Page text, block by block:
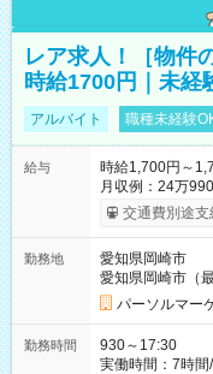
レア求人！［物件
時給1700円｜未
アルバイト 職種未経験
給与
時給1,700円～
月収例：24万9900円（7h×21
り） 【試用期
交通費別途支
勤務地
愛知県岡崎市
愛知県岡崎市（
パーソルマー
勤務時間
930～17:30
実働時間：7時